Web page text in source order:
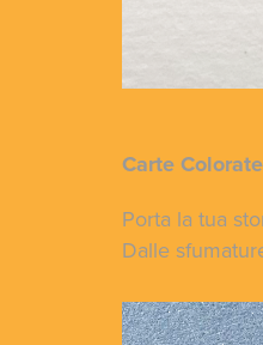
Carte
Porta la tua
Dalle